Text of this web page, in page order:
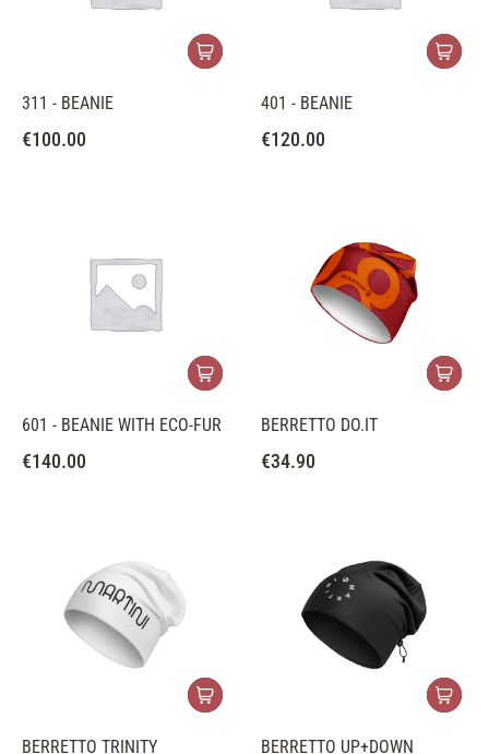
311 - BEANIE
€100.00
401 - BEANIE
€120.00
601 - BEANIE WITH ECO-FUR
€140.00
BERRETTO DO.IT
€34.90
BERRETTO TRINITY BERRETTO UP+DOWN